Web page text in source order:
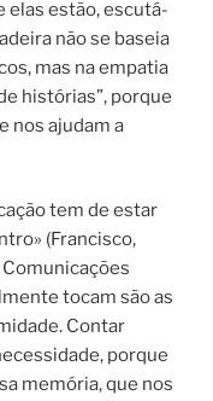
elas estão, escutá-
não se baseia
mas na empatia
histórias”, porque
nos ajudam a
tem de estar
(Francisco,
tocam são as
Contar
porque
memória, que nos